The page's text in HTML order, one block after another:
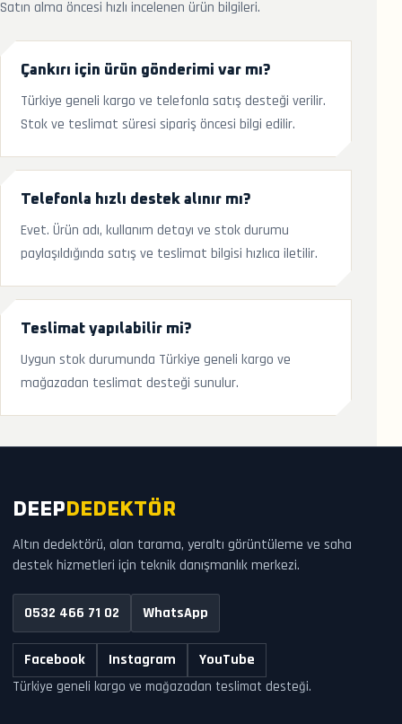
Satın alma öncesi hızlı incelenen ürün bilgileri.
Çankırı için ürün gönderimi var mı?
Türkiye geneli kargo ve telefonla satış desteği verilir.
Stok ve teslimat süresi sipariş öncesi bilgi edilir.
Telefonla hızlı destek alınır mı?
Evet. Ürün adı, kullanım detayı ve stok durumu
paylaşıldığında satış ve teslimat bilgisi hızlıca iletilir.
Teslimat yapılabilir mi?
Uygun stok durumunda Türkiye geneli kargo ve
mağazadan teslimat desteği sunulur.
DEEP DEDEKTÖR
Altın dedektörü, alan tarama, yeraltı görüntüleme ve saha
destek hizmetleri için teknik danışmanlık merkezi.
0532 466 71 02 WhatsApp
Facebook Instagram YouTube
Türkiye geneli kargo ve mağazadan teslimat desteği.